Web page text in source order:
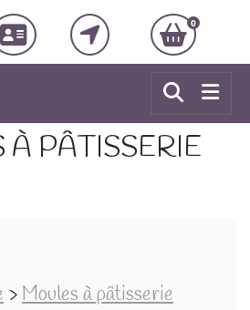
0
À PÂTISSERIE
>Moules à pâtisserie